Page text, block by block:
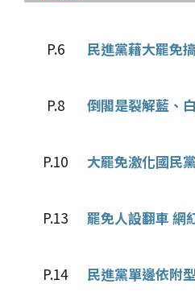
P.6 民進黨藉大罷免
P.8 倒閣是裂解藍、
P.10 大罷免激化國民
P.13 罷免人設翻車 網
P.14 民進黨單邊依附